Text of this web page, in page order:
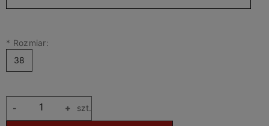
* Rozmiar:
38
+
- szt.